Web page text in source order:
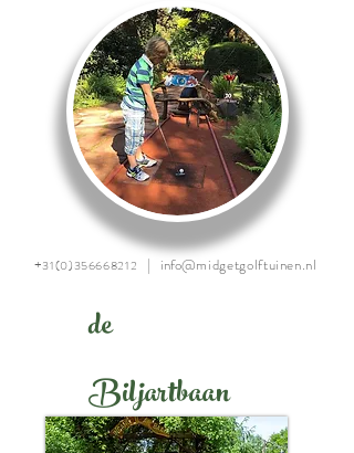
+31(0)356668212 | info@midgetgolftuinen.nl
de
Biljartbaan